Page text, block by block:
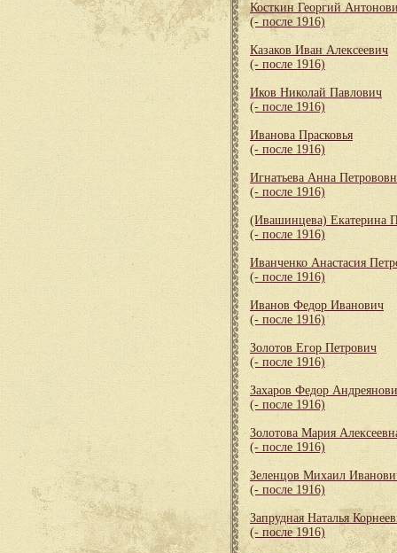
Косткин Георгий
(- после 1916)
Казаков Иван Алексеевич
(- после 1916)
Иков Николай Павлович
(- после 1916)
Иванова Прасковья
(- после 1916)
Игнатьева Анна
(- после 1916)
(Ивашинцева) Екатерина
(- после 1916)
Иванченко Анастасия
(- после 1916)
Иванов Федор Иванович
(- после 1916)
Золотов Егор Петрович
(- после 1916)
Захаров Федор
(- после 1916)
Золотова Мария
(- после 1916)
Зеленцов Михаил
(- после 1916)
Запрудная Наталья
(- после 1916)